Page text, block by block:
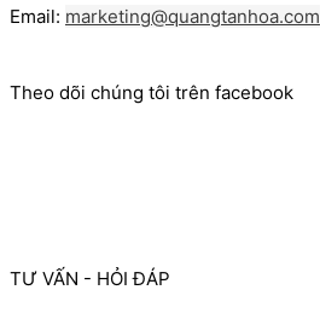
Email: marketing@quangtanhoa.com
Theo dõi chúng tôi trên facebook
TƯ VẤN - HỎI ĐÁP